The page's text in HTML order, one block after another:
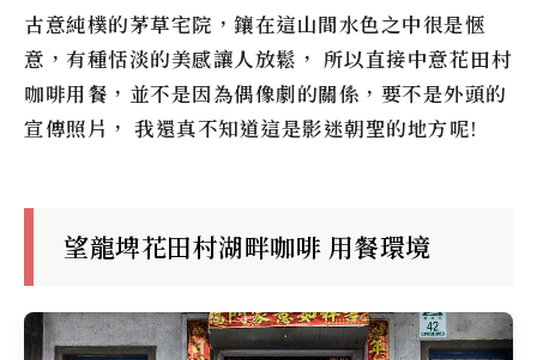
古意純樸的茅草宅院，鑲在這山間水色之中很是愜
意，有種恬淡的美感讓人放鬆， 所以直接中意花田村
咖啡用餐，並不是因為偶像劇的關係，要不是外頭的
宣傳照片， 我還真不知道這是影迷朝聖的地方呢!
望龍埤花田村湖畔咖啡 用餐環境